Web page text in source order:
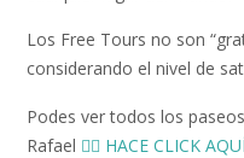
Los Free Tours no son
considerando el nivel de
Podes ver todos los
Rafael 👉🏻 HACE CLICK AQUÍ